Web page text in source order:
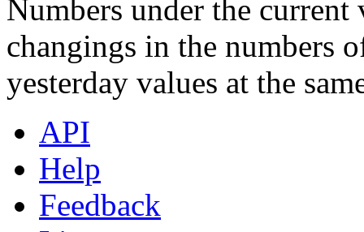
Numbers under the
changings in the numbers
yesterday values at the
API
Help
Feedback